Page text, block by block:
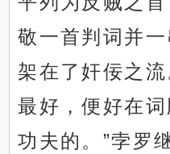
敬一首判词并
架在了奸佞之
最好，便好在
功夫的。”孛罗